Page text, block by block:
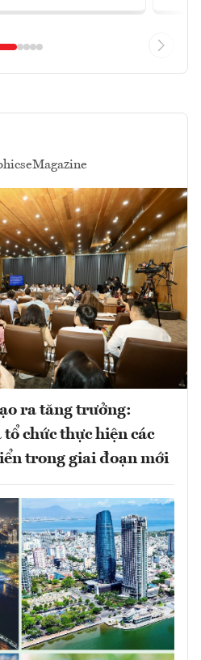
eMagazine
ra tăng trưởng:
chức thực hiện các
trong giai đoạn mới